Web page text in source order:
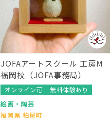
JOFAアートスクール 工房M
福岡校（JOFA事務局）
オンライン可
無料体験あり
絵画・陶芸
福岡県 粕屋町